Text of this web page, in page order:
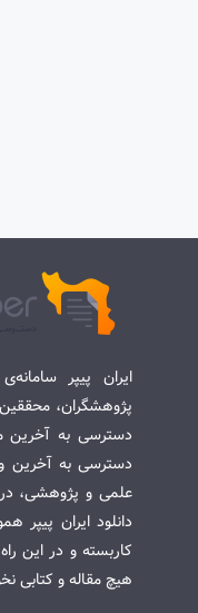
ایران پیپر
پژوهشگران،
دسترسی به آخرین
دسترسی به آخرین و
علمی و پژوهشی،
دانلود ایران
کاربسته و در این
هیچ مقاله و کتابی